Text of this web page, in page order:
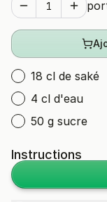
18 cl de saké
4 cl d'eau
50 g sucre
Instructions